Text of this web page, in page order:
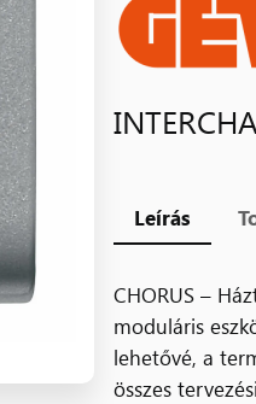
Leírás
CHORUS –
moduláris
lehetővé, a
összes